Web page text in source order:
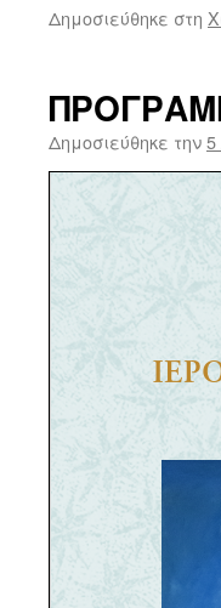
Δημοσιεύθηκε στη
Δημοσιεύθηκε την5